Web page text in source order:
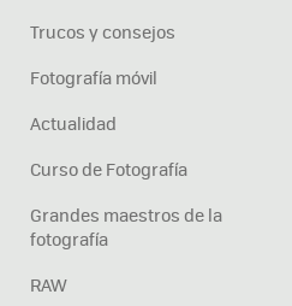
Trucos y consejos
Fotografía móvil
Actualidad
Curso de Fotografía
Grandes maestros de la
fotografía
RAW